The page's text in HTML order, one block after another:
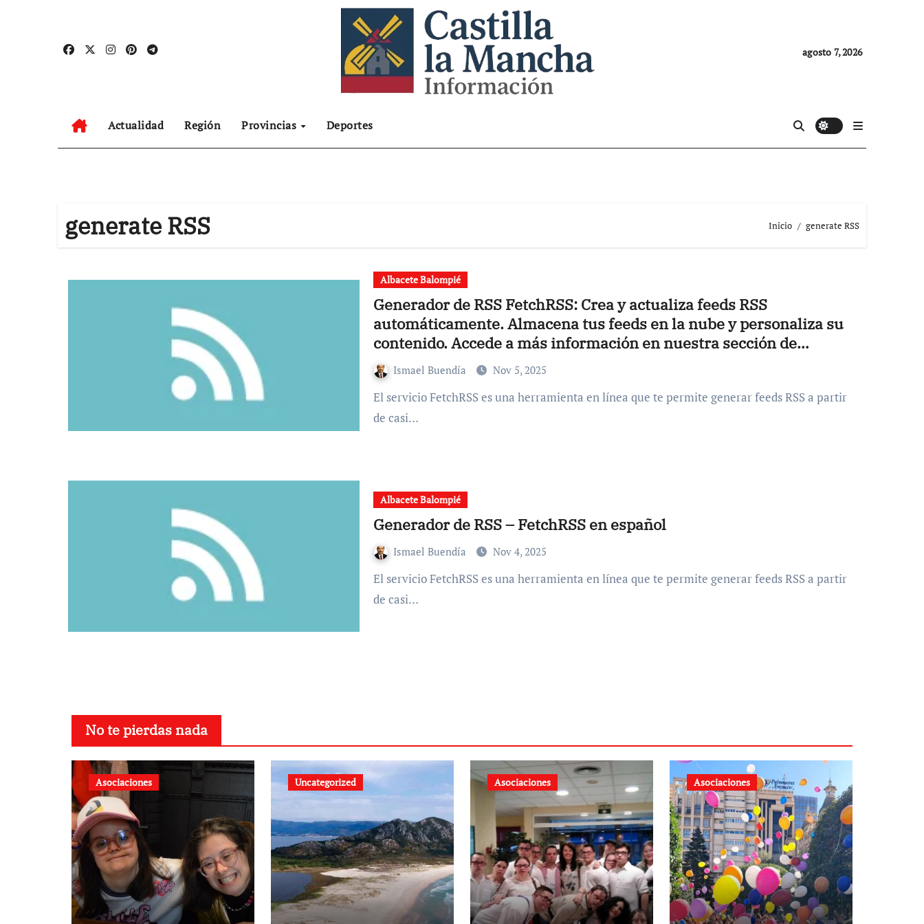
agosto 7, 2026
Actualidad Región Provincias Deportes
generate RSS Inicio generate RSS
Albacete Balompié
Generador de RSS FetchRSS: Crea y actualiza feeds RSS
automáticamente. Almacena tus feeds en la nube y personaliza su
contenido. Accede a más información en nuestra sección de
preguntas frecuentes.
Ismael Buendía Nov 5, 2025
El servicio FetchRSS es una herramienta en línea que te permite generar feeds RSS a partir
de casi…
Albacete Balompié
Generador de RSS – FetchRSS en español
Ismael Buendía Nov 4, 2025
El servicio FetchRSS es una herramienta en línea que te permite generar feeds RSS a partir
de casi…
No te pierdas nada
Asociaciones Uncategorized Asociaciones Asociaciones